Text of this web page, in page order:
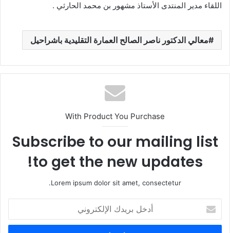
اللقاء مدير المنتدى الأستاذ مشهور بن محمد الحارثي .
معالي الدكتور ناصر الصالح العمارة التقليدية باشراحيل
With Product You Purchase
Subscribe to our mailing list
to get the new updates!
Lorem ipsum dolor sit amet, consectetur.
خ